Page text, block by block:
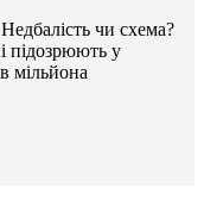
чи схема?
підозрюють у
мільйона